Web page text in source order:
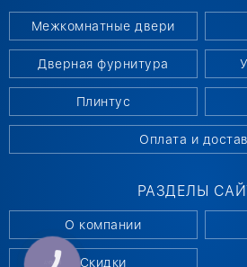
Межкомнатные двери
Дверная фурнитура
Плинтус
Оплата и
РАЗДЕЛЫ
О компании
Скидки
КНОПКА